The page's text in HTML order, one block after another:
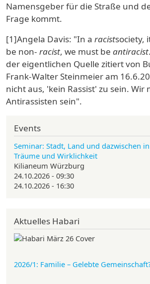
Namensgeber für die Straße und
Frage kommt.
[1]Angela Davis: "In a racistsociety,
be non- racist, we must be antiracist
der eigentlichen Quelle zitiert von
Frank-Walter Steinmeier am
nicht aus, 'kein Rassist' zu sein. Wir
Antirassisten sein".
Events
Seminar: Stadt, Land und dazwischen
Träume und Wirklichkeit
Kilianeum Würzburg
24.10.2026 - 09:30
24.10.2026 - 16:30
Aktuelles Habari
2026/1: Familie – Gelebte